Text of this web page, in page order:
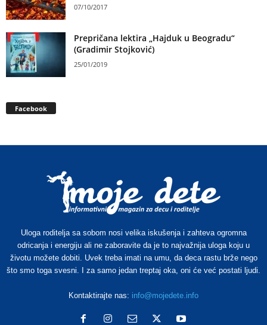
07/10/2017
Prepričana lektira „Hajduk u Beogradu“
(Gradimir Stojković)
25/01/2019
Facebook
Uloga roditelja sa sobom nosi velika iskušenja i zahteva ogromna
odricanja i energiju ali ne zaboravite da je to najvažnija uloga koju u
životu možete dobiti. Uvek treba imati na umu, da deca rastu brže nego
što smo toga svesni. I za samo jedan treptaj oka, oni će već postati ljudi.
Kontaktirajte nas: info@mojedete.info